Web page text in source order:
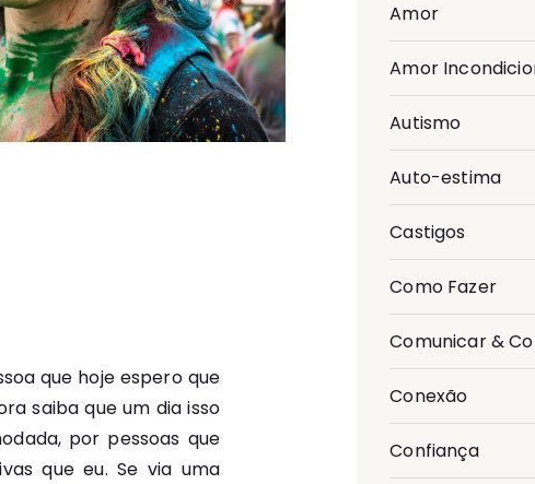
que hoje espero que
saiba que um dia isso
por pessoas que
que eu. Se via uma
Amor
Amor
Autismo
Auto-estima
Castigos
Como Fazer
Comunicar &
Conexão
Confiança